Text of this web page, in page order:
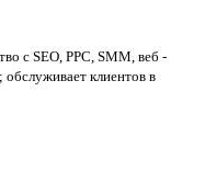
с SEO, PPC, SMM, веб -
клиентов в